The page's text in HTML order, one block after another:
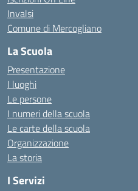
Invalsi
Comune di Mercogliano
La Scuola
Presentazione
I luoghi
Le persone
I numeri della scuola
Le carte della scuola
Organizzazione
La storia
I Servizi